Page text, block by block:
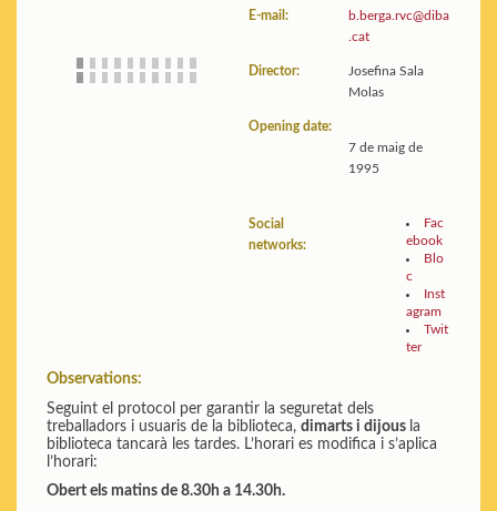
E-mail:
b.berga.rvc@diba
.cat
Director:
Josefina Sala
Molas
Opening date:
7 de maig de
1995
Social
networks:
Fac
ebook
Blo
c
Inst
agram
Twit
ter
Observations:
Seguint el protocol per garantir la seguretat dels
treballadors i usuaris de la biblioteca, dimarts i dijous la
biblioteca tancarà les tardes. L’horari es modifica i s’aplica
l’horari:
Obert els matins de 8.30h a 14.30h.